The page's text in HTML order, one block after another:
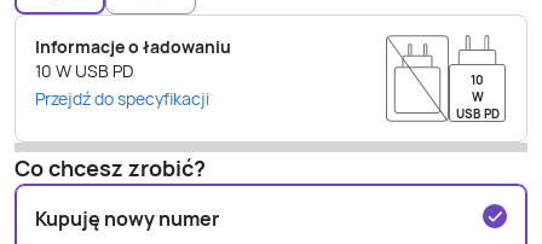
Informacje o ładowaniu
10 W USB PD
Przejdź do specyfikacji
10
W
USB PD
Co chcesz zrobić?
Kupuję nowy numer